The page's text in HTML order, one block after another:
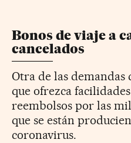
Bonos de viaje a
cancelados
Otra de las
que ofrezca
reembolsos por las
que se están
coronavirus.